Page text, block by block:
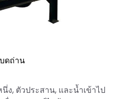
ดถ่าน
, ตัวประสาน, และน้ำเข้าไป